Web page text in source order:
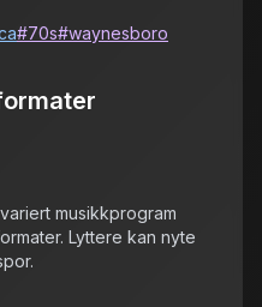
#70s#waynesboro
musikkprogram
Lyttere kan nyte